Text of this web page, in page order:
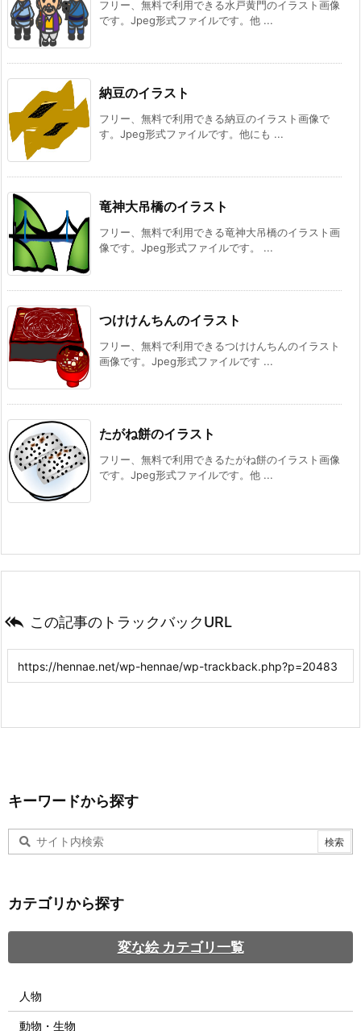
フリー、無料で利用できる水戸黄門のイラスト画像
です。Jpeg形式ファイルです。他 ...
納豆のイラスト
フリー、無料で利用できる納豆のイラスト画像で
す。Jpeg形式ファイルです。他にも ...
竜神大吊橋のイラスト
フリー、無料で利用できる竜神大吊橋のイラスト画
像です。Jpeg形式ファイルです。 ...
つけけんちんのイラスト
フリー、無料で利用できるつけけんちんのイラスト
画像です。Jpeg形式ファイルです ...
たがね餅のイラスト
フリー、無料で利用できるたがね餅のイラスト画像
です。Jpeg形式ファイルです。他 ...
 この記事のトラックバックURL
キーワードから探す
カテゴリから探す
変な絵 カテゴリ一覧
人物
動物・生物